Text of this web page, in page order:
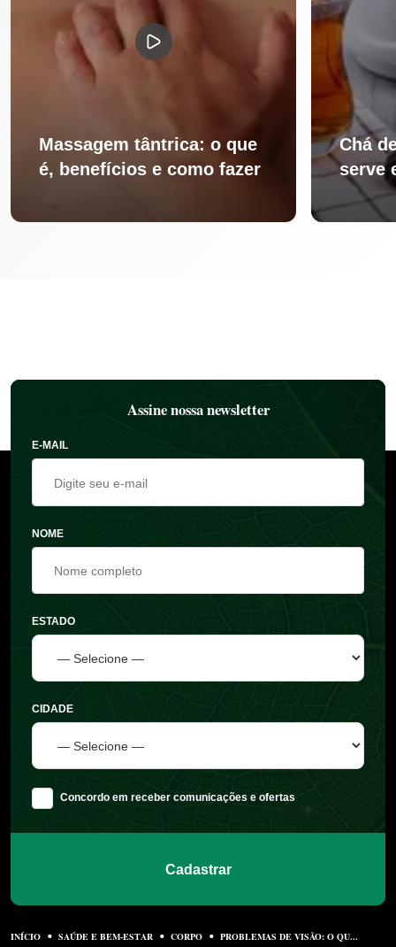
Massagem tântrica: o que
é, benefícios e como fazer
Chá
serve
Assine nossa newsletter
E-MAIL
NOME
ESTADO
CIDADE
Concordo em receber comunicações e ofertas
Cadastrar
INÍCIO SAÚDE E BEM-ESTAR CORPO PROBLEMAS DE VISÃO: O QU...